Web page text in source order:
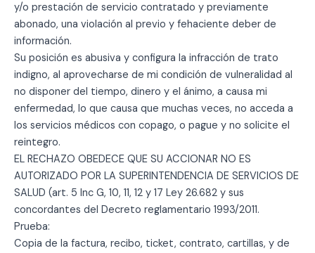
y/o prestación de servicio contratado y previamente
abonado, una violación al previo y fehaciente deber de
información.
Su posición es abusiva y configura la infracción de trato
indigno, al aprovecharse de mi condición de vulneralidad al
no disponer del tiempo, dinero y el ánimo, a causa mi
enfermedad, lo que causa que muchas veces, no acceda a
los servicios médicos con copago, o pague y no solicite el
reintegro.
EL RECHAZO OBEDECE QUE SU ACCIONAR NO ES
AUTORIZADO POR LA SUPERINTENDENCIA DE SERVICIOS DE
SALUD (art. 5 Inc G, 10, 11, 12 y 17 Ley 26.682 y sus
concordantes del Decreto reglamentario 1993/2011.
Prueba:
Copia de la factura, recibo, ticket, contrato, cartillas, y de